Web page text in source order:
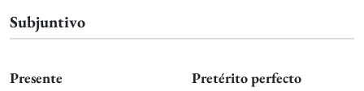
Subjuntivo
Presente Pretérito perfecto